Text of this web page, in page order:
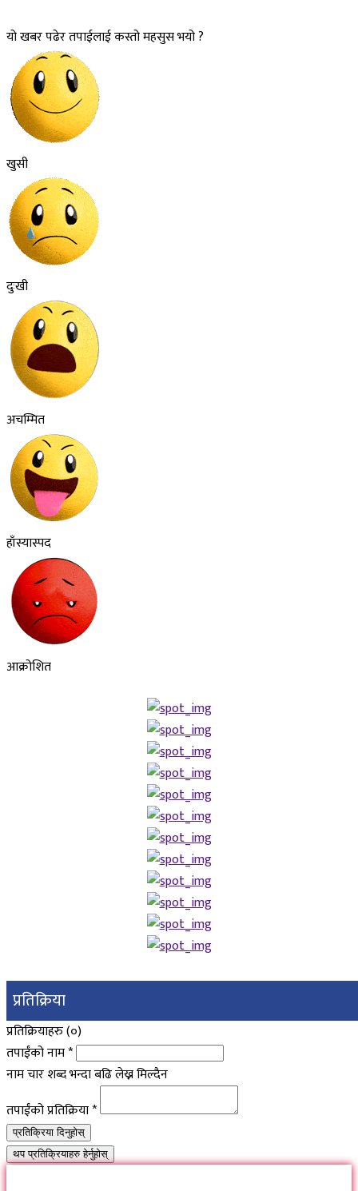
यो खबर पढेर तपाईलाई कस्तो महसुस भयो ?
खुसी
दुःखी
अचम्मित
हाँस्यास्पद
आक्रोशित
प्रतिक्रिया
प्रतिक्रियाहरु (०)
तपाईंको नाम*
नाम चार शब्द भन्दा बढि लेख्न मिल्दैन
तपाईंको प्रतिक्रिया*
प्रतिक्रिया दिनुहोस्
थप प्रतिक्रियाहरु हेर्नुहोस्